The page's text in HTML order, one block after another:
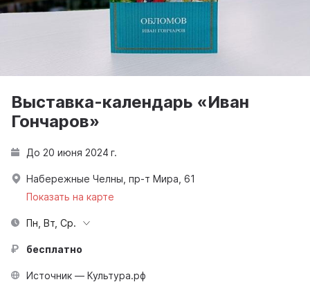
Выставка-календарь «Иван
Гончаров»
До 20 июня 2024 г.
Набережные Челны, пр-т Мира, 61
Показать на карте
Пн, Вт, Ср.
бесплатно
Источник — Культура.рф